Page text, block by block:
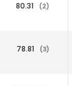
80.31 (2)
78.81 (3)